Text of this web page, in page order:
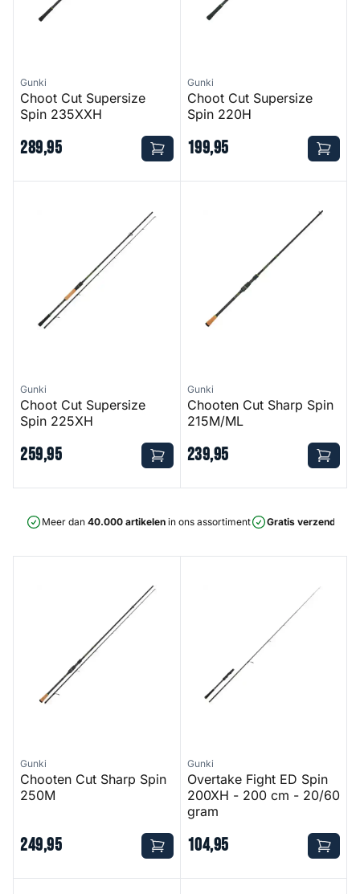
Gunki
Choot Cut Supersize
Spin 235XXH
289,95
Gunki
Choot Cut Supersize
Spin 220H
199,95
Gunki
Choot Cut Supersize
Spin 225XH
259,95
Gunki
Chooten Cut Sharp Spin
215M/ML
239,95
Meer dan 40.000 artikelen in ons assortiment Gratis verzending
Gunki
Chooten Cut Sharp Spin
250M
249,95
Gunki
Overtake Fight ED Spin
200XH - 200 cm - 20/60
gram
104,95